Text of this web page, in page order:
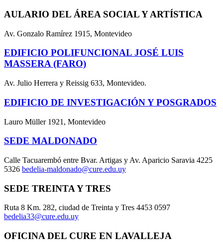
AULARIO DEL ÁREA SOCIAL Y ARTÍSTICA
Av. Gonzalo Ramírez 1915, Montevideo
EDIFICIO POLIFUNCIONAL JOSÉ LUIS
MASSERA (FARO)
Av. Julio Herrera y Reissig 633, Montevideo.
EDIFICIO DE INVESTIGACIÓN Y POSGRADOS
Lauro Müller 1921, Montevideo
SEDE MALDONADO
Calle Tacuarembó entre Bvar. Artigas y Av. Aparicio Saravia 4225
5326 bedelia-maldonado@cure.edu.uy
SEDE TREINTA Y TRES
Ruta 8 Km. 282, ciudad de Treinta y Tres 4453 0597
bedelia33@cure.edu.uy
OFICINA DEL CURE EN LAVALLEJA